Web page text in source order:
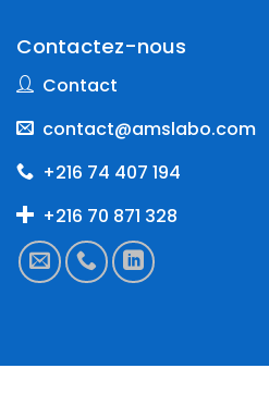
Contactez-nous
Contact
contact@amslabo.com
+216 74 407 194
+216 70 871 328